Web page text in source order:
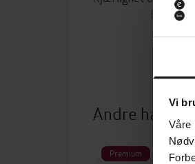
Vi
Våre
Baine
Andre har
Premium